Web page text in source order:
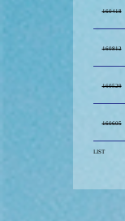
160418
160812
160529
160605
LIST